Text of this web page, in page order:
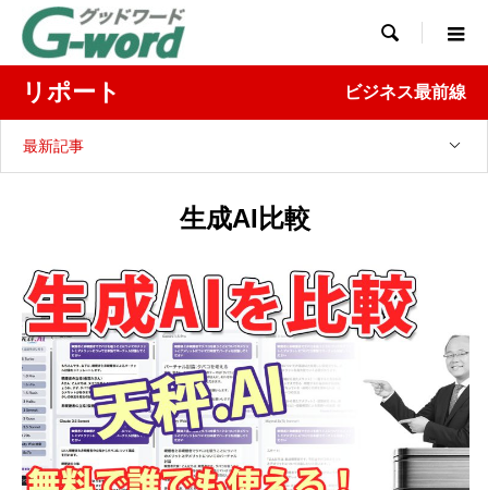

リポート ビジネス最前線
最新記事
生成AI比較